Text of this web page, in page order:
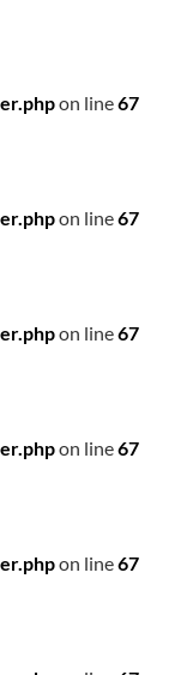
on line67
on line67
on line67
on line67
on line67